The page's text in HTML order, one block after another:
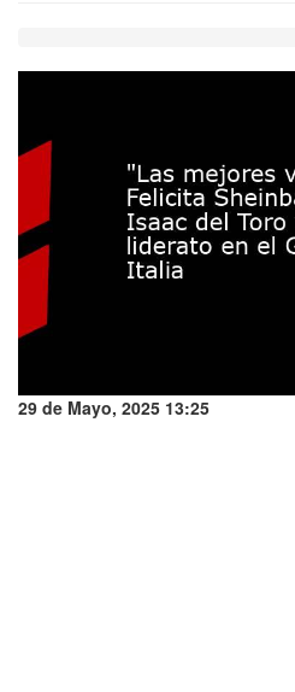
29 de Mayo, 2025 13:25